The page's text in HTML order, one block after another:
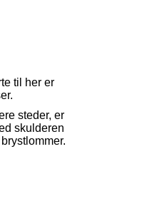
til her er
steder, er
skulderen